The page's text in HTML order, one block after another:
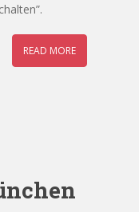
READ MORE